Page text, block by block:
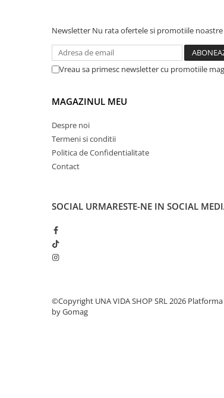
Newsletter Nu rata ofertele si promotiile noastre
Vreau sa primesc newsletter cu promotiile
MAGAZINUL MEU
Despre noi
Termeni si conditii
Politica de Confidentialitate
Contact
SOCIAL URMARESTE-NE IN SOCIAL
©Copyright UNA VIDA SHOP SRL 2026
by Gomag